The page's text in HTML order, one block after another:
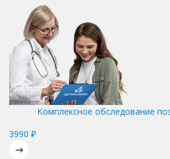
Комплексное обследование
3990 ₽